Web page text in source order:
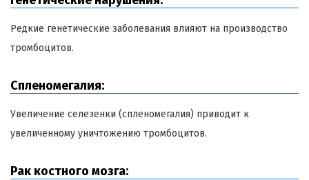
Редкие генетические заболевания влияют на производство
тромбоцитов.
Спленомегалия:
Увеличение селезенки (спленомегалия) приводит к
увеличенному уничтожению тромбоцитов.
Рак костного мозга: